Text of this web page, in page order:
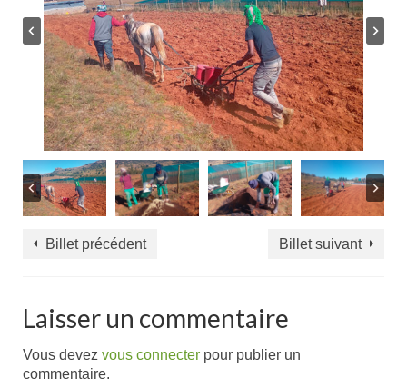
Billet précédent Billet suivant
Laisser un commentaire
Vous devez vous connecter pour publier un
commentaire.